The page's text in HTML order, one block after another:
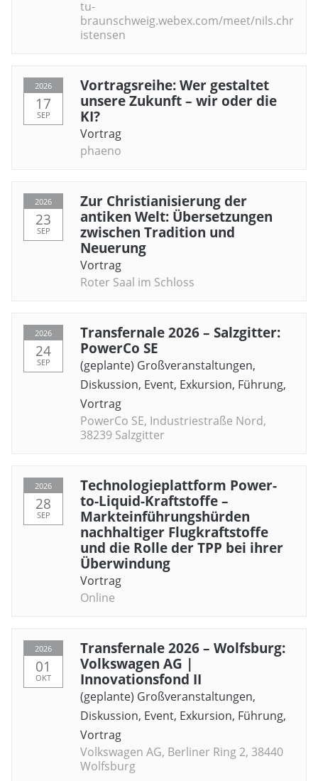
tu-
braunschweig.webex.com/meet/nils.chr
istensen
2026
17
SEP
Vortragsreihe: Wer gestaltet
unsere Zukunft – wir oder die
KI?
Vortrag
phaeno
2026
23
SEP
Zur Christianisierung der
antiken Welt: Übersetzungen
zwischen Tradition und
Neuerung
Vortrag
Roter Saal im Schloss
2026
24
SEP
Transfernale 2026 – Salzgitter:
PowerCo SE
(geplante) Großveranstaltungen,
Diskussion, Event, Exkursion, Führung,
Vortrag
PowerCo SE, Industriestraße Nord,
38239 Salzgitter
2026
28
SEP
Technologieplattform Power-
to-Liquid-Kraftstoffe –
Markteinführungshürden
nachhaltiger Flugkraftstoffe
und die Rolle der TPP bei ihrer
Überwindung
Vortrag
Online
2026
01
OKT
Transfernale 2026 – Wolfsburg:
Volkswagen AG |
Innovationsfond II
(geplante) Großveranstaltungen,
Diskussion, Event, Exkursion, Führung,
Vortrag
Volkswagen AG, Berliner Ring 2, 38440
Wolfsburg